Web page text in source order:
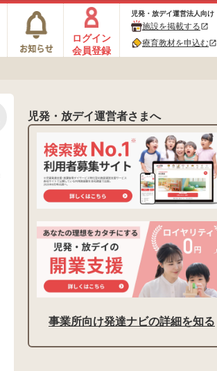
ログイン
会員登録
児発・放デイ運営法人向け
施設を掲載するopen_in_new
療育教材を申込むopen_in_new
児発・放デイ運営者さまへ
事業所向け発達ナビの詳細を知る